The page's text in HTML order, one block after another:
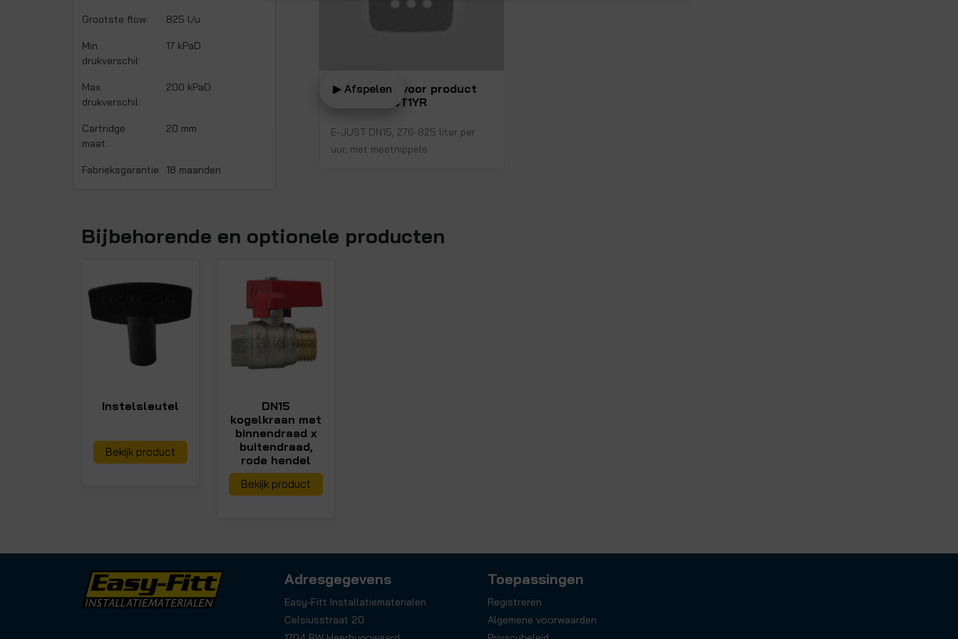
Grootste flow: 825 l/u
Min.
drukverschil:
17 kPaD
Max.
drukverschil:
200 kPaD
Cartridge
maat:
20 mm
Fabrieksgarantie: 18 maanden
▶ Afspelen
Bekijk video voor product
AB15-E-JUST1YR
E-JUST DN15, 276-825 liter per
uur, met meetnippels
Bijbehorende en optionele producten
Instelsleutel
Bekijk product
DN15
kogelkraan met
binnendraad x
buitendraad,
rode hendel
Bekijk product
Adresgegevens
Easy-Fitt Installatiematerialen
Celsiusstraat 20
Toepassingen
Registreren
Algemene voorwaarden